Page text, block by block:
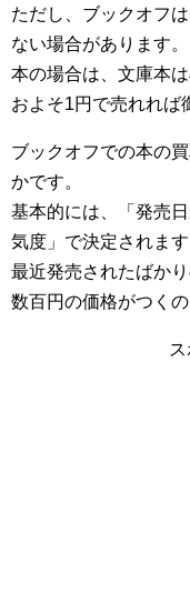
ただし、ブックオフ
ない場合があります。
本の場合は、文庫本は
およそ1円で売れれば
ブックオフでの本の
かです。
基本的には、「発売
気度」で決定されます
最近発売されたばか
数百円の価格がつくの